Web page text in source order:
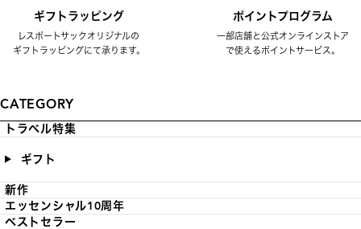
ギフトラッピング
レスポートサックオリジナルの
ギフトラッピングにて承ります。
ポイントプログラム
一部店舗と公式オンラインストア
で使えるポイントサービス。
CATEGORY
トラベル特集
ギフト
新作
エッセンシャル10周年
ベストセラー